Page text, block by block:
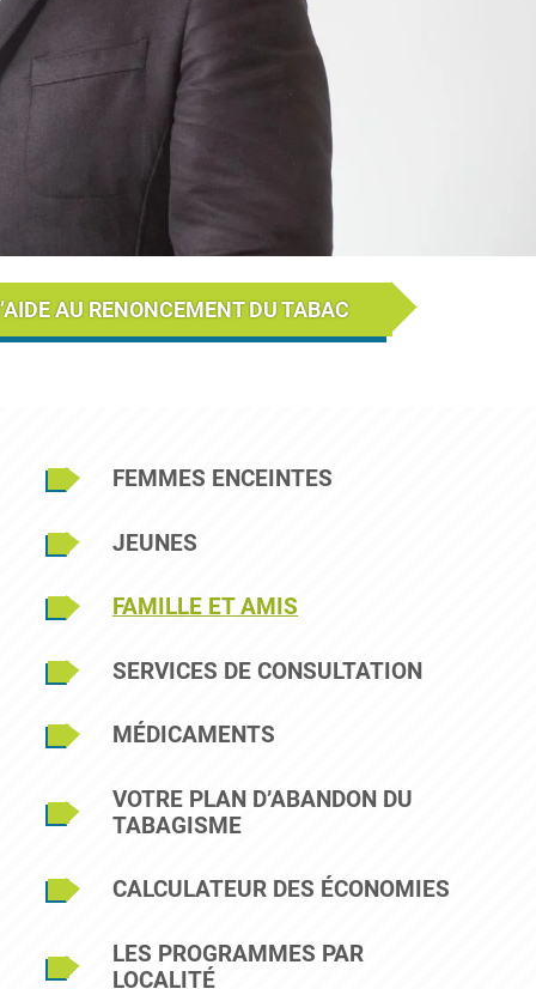
AU RENONCEMENT DU TABAC
Sidebar Menu
FEMMES ENCEINTES
JEUNES
FAMILLE ET AMIS
SERVICES DE CONSULTATION
MÉDICAMENTS
VOTRE PLAN D’ABANDON DU
TABAGISME
CALCULATEUR DES ÉCONOMIES
LES PROGRAMMES PAR
LOCALITÉ